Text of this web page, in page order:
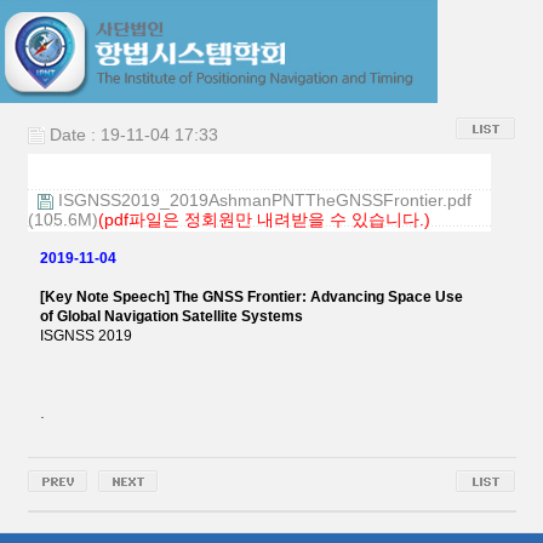
Date : 19-11-04 17:33
ISGNSS2019_2019AshmanPNTTheGNSSFrontier.pdf
(105.6M)(pdf파일은 정회원만 내려받을 수 있습니다.)
2019-11-04
[Key Note Speech] The GNSS Frontier: Advancing Space Use
of Global Navigation Satellite Systems
ISGNSS 2019